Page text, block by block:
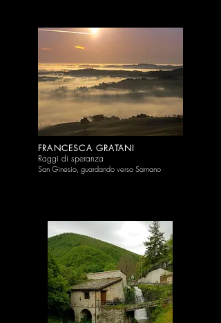
FRANCESCA GRATANI
Raggi di speranza
San Ginesio, guardando verso Sarnano